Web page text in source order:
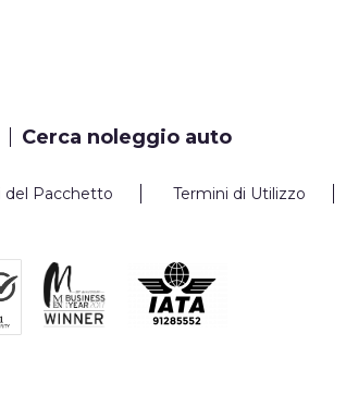
Cerca noleggio auto
del Pacchetto Termini di Utilizzo